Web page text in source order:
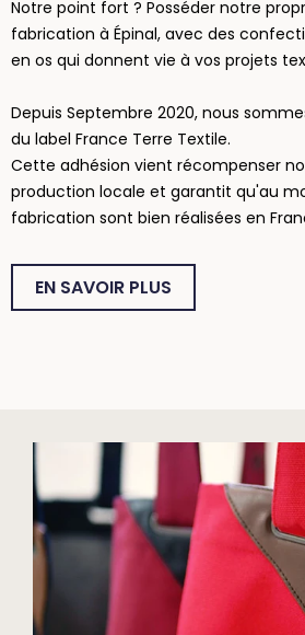
Notre point fort ? Posséder notre
fabrication à Épinal, avec des
en os qui donnent vie à vos projets
Depuis Septembre 2020, nous
du label France Terre Textile.
Cette adhésion vient récompenser
production locale et garantit qu'au
fabrication sont bien réalisées en
EN SAVOIR PLUS